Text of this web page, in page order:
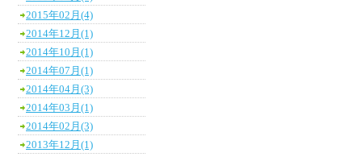
2015年02月(4)
2014年12月(1)
2014年10月(1)
2014年07月(1)
2014年04月(3)
2014年03月(1)
2014年02月(3)
2013年12月(1)